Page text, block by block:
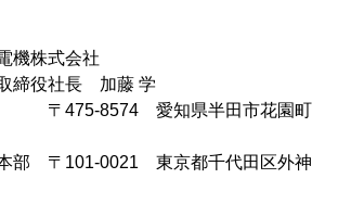
株式会社
締役社長 加藤 学
〒475-8574 愛知県半田市花園町
0021 東京都千代田区外神